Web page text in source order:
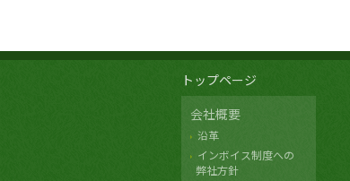
トップページ
会社概要
沿革
インボイス制度への
弊社方針